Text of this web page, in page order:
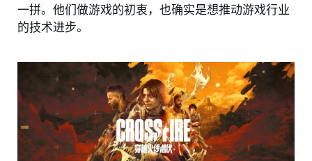
一拼。他们做游戏的初衷，也确实是想推动游戏行业
的技术进步。